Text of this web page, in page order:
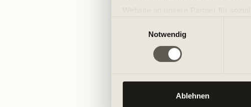
der Dienste gesammelt haben.
Notwendig
Ablehnen